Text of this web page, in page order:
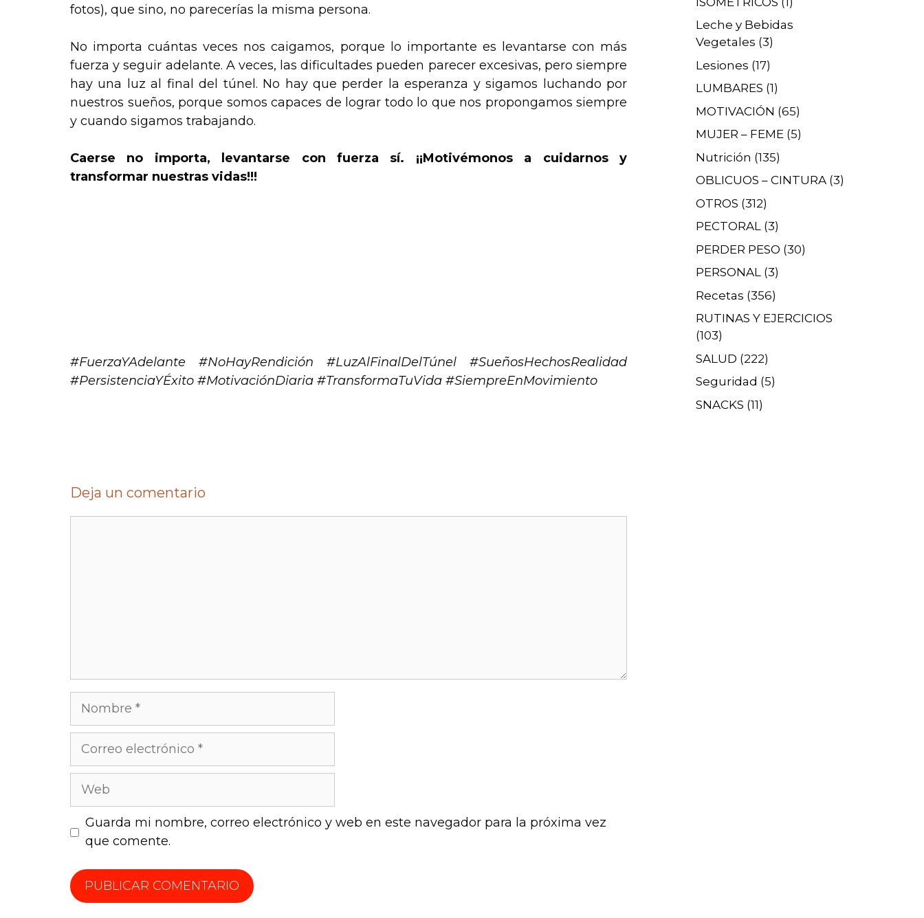
fotos), que sino, no parecerías la misma persona.
No importa cuántas veces nos caigamos, porque lo importante es levantarse con más
fuerza y seguir adelante. A veces, las dificultades pueden parecer excesivas, pero siempre
hay una luz al final del túnel. No hay que perder la esperanza y sigamos luchando por
nuestros sueños, porque somos capaces de lograr todo lo que nos propongamos siempre
y cuando sigamos trabajando.
Caerse no importa, levantarse con fuerza sí.
¡¡Motivémonos a cuidarnos y
transformar nuestras vidas!!!
#FuerzaYAdelante #NoHayRendición #LuzAlFinalDelTúnel #SueñosHechosRealidad
#PersistenciaYÉxito #MotivaciónDiaria #TransformaTuVida #SiempreEnMovimiento
Deja un comentario
Guarda mi nombre, correo electrónico y web en este navegador para la próxima vez
que comente.
Leche y Bebidas
Vegetales (3)
Lesiones (17)
LUMBARES (1)
MOTIVACIÓN (65)
MUJER – FEME (5)
Nutrición (135)
OBLICUOS – CINTURA (3)
OTROS (312)
PECTORAL (3)
PERDER PESO (30)
PERSONAL (3)
Recetas (356)
RUTINAS Y EJERCICIOS
(103)
SALUD (222)
Seguridad (5)
SNACKS (11)